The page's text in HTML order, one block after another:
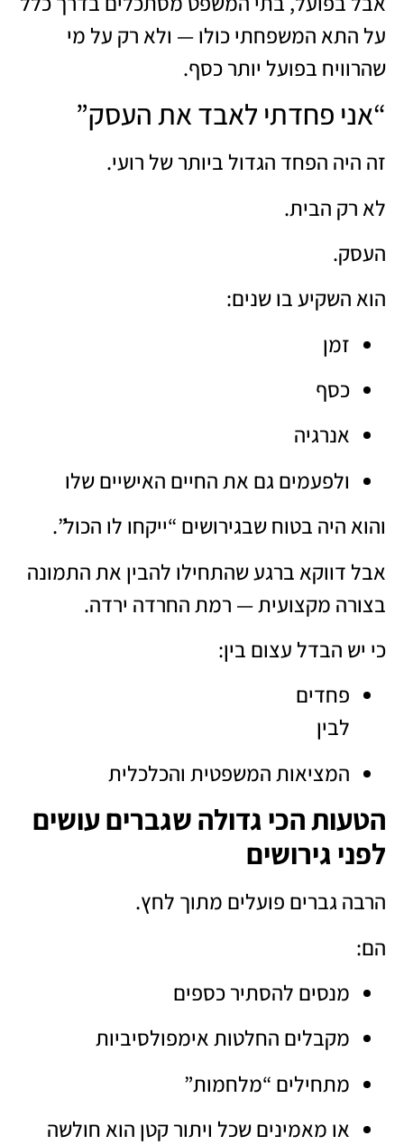
על התא המשפחתי כולו — ולא רק על מי
שהרוויח בפועל יותר כסף.
“אני פחדתי לאבד את העסק”
זה היה הפחד הגדול ביותר של רועי.
לא רק הבית.
העסק.
הוא השקיע בו שנים:
זמן
כסף
אנרגיה
ולפעמים גם את החיים האישיים שלו
והוא היה בטוח שבגירושים “ייקחו לו הכול”.
אבל דווקא ברגע שהתחילו להבין את התמונה
בצורה מקצועית — רמת החרדה ירדה.
כי יש הבדל עצום בין:
פחדים
לבין
המציאות המשפטית והכלכלית
הטעות הכי גדולה שגברים עושים
לפני גירושים
הרבה גברים פועלים מתוך לחץ.
הם:
מנסים להסתיר כספים
מקבלים החלטות אימפולסיביות
מתחילים “מלחמות”
או מאמינים שכל ויתור קטן הוא חולשה